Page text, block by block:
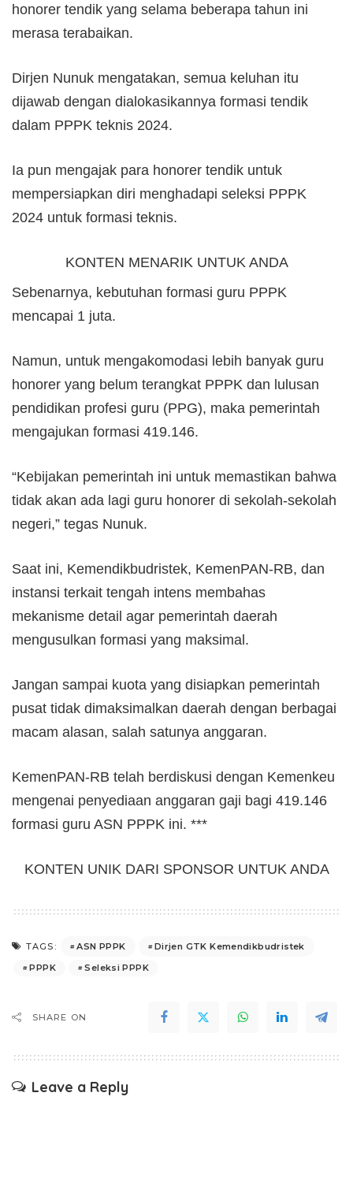
honorer tendik yang selama beberapa tahun ini
merasa terabaikan.
Dirjen Nunuk mengatakan, semua keluhan itu
dijawab dengan dialokasikannya formasi tendik
dalam PPPK teknis 2024.
Ia pun mengajak para honorer tendik untuk
mempersiapkan diri menghadapi seleksi PPPK
2024 untuk formasi teknis.
KONTEN MENARIK UNTUK ANDA
Sebenarnya, kebutuhan formasi guru PPPK
mencapai 1 juta.
Namun, untuk mengakomodasi lebih banyak guru
honorer yang belum terangkat PPPK dan lulusan
pendidikan profesi guru (PPG), maka pemerintah
mengajukan formasi 419.146.
“Kebijakan pemerintah ini untuk memastikan bahwa
tidak akan ada lagi guru honorer di sekolah-sekolah
negeri,” tegas Nunuk.
Saat ini, Kemendikbudristek, KemenPAN-RB, dan
instansi terkait tengah intens membahas
mekanisme detail agar pemerintah daerah
mengusulkan formasi yang maksimal.
Jangan sampai kuota yang disiapkan pemerintah
pusat tidak dimaksimalkan daerah dengan berbagai
macam alasan, salah satunya anggaran.
KemenPAN-RB telah berdiskusi dengan Kemenkeu
mengenai penyediaan anggaran gaji bagi 419.146
formasi guru ASN PPPK ini. ***
KONTEN UNIK DARI SPONSOR UNTUK ANDA
TAGS: ASN PPPK
Dirjen GTK Kemendikbudristek
PPPK
Seleksi PPPK
SHARE ON
Leave a Reply